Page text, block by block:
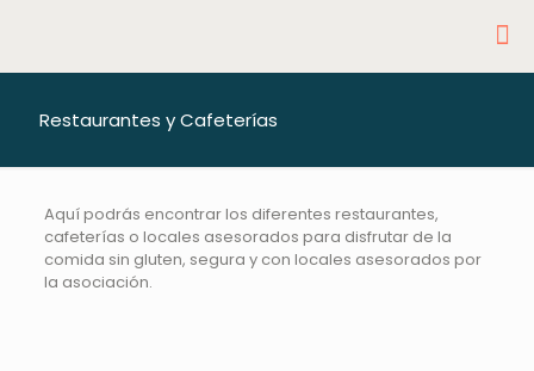
Restaurantes y Cafeterías
Aquí podrás encontrar los diferentes restaurantes,
cafeterías o locales asesorados para disfrutar de la
comida sin gluten, segura y con locales asesorados por
la asociación.